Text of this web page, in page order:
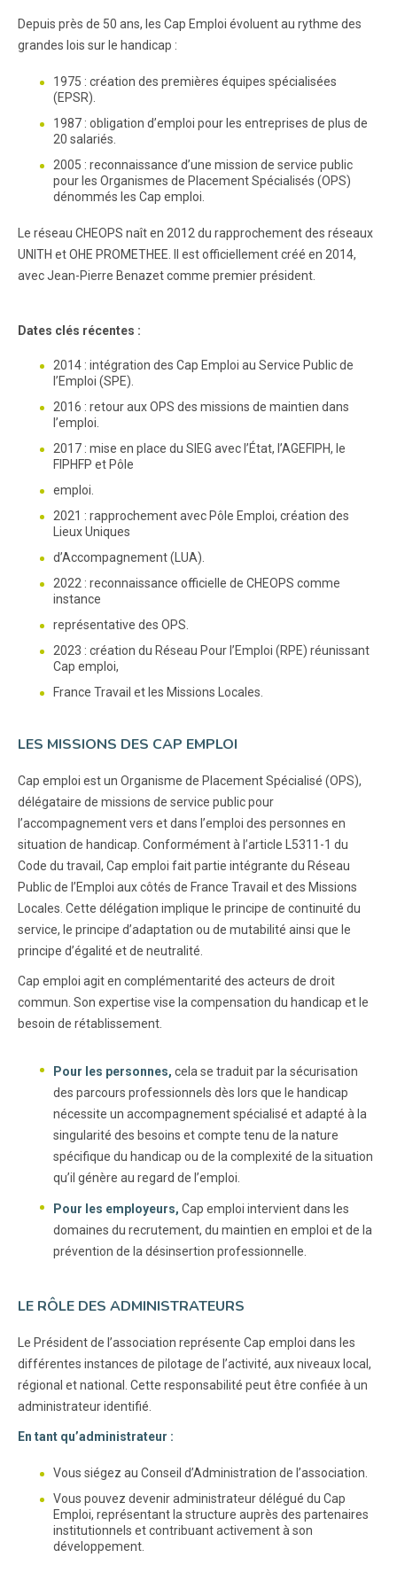
Depuis près de 50 ans, les Cap Emploi évoluent au rythme des
grandes lois sur le handicap :
1975 : création des premières équipes spécialisées
(EPSR).
1987 : obligation d’emploi pour les entreprises de plus de
20 salariés.
2005 : reconnaissance d’une mission de service public
pour les Organismes de Placement Spécialisés (OPS)
dénommés les Cap emploi.
Le réseau CHEOPS naît en 2012 du rapprochement des réseaux
UNITH et OHE PROMETHEE. Il est officiellement créé en 2014,
avec Jean-Pierre Benazet comme premier président.
Dates clés récentes :
2014 : intégration des Cap Emploi au Service Public de
l’Emploi (SPE).
2016 : retour aux OPS des missions de maintien dans
l’emploi.
2017 : mise en place du SIEG avec l’État, l’AGEFIPH, le
FIPHFP et Pôle
emploi.
2021 : rapprochement avec Pôle Emploi, création des
Lieux Uniques
d’Accompagnement (LUA).
2022 : reconnaissance officielle de CHEOPS comme
instance
représentative des OPS.
2023 : création du Réseau Pour l’Emploi (RPE) réunissant
Cap emploi,
France Travail et les Missions Locales.
LES MISSIONS DES CAP EMPLOI
Cap emploi est un Organisme de Placement Spécialisé (OPS),
délégataire de missions de service public pour
l’accompagnement vers et dans l’emploi des personnes en
situation de handicap. Conformément à l’article L5311-1 du
Code du travail, Cap emploi fait partie intégrante du Réseau
Public de l’Emploi aux côtés de France Travail et des Missions
Locales. Cette délégation implique le principe de continuité du
service, le principe d’adaptation ou de mutabilité ainsi que le
principe d’égalité et de neutralité.
Cap emploi agit en complémentarité des acteurs de droit
commun. Son expertise vise la compensation du handicap et le
besoin de rétablissement.
Pour les personnes, cela se traduit par la sécurisation
des parcours professionnels dès lors que le handicap
nécessite un accompagnement spécialisé et adapté à la
singularité des besoins et compte tenu de la nature
spécifique du handicap ou de la complexité de la situation
qu’il génère au regard de l’emploi.
Pour les employeurs, Cap emploi intervient dans les
domaines du recrutement, du maintien en emploi et de la
prévention de la désinsertion professionnelle.
LE RÔLE DES ADMINISTRATEURS
Le Président de l’association représente Cap emploi dans les
différentes instances de pilotage de l’activité, aux niveaux local,
régional et national. Cette responsabilité peut être confiée à un
administrateur identifié.
En tant qu’administrateur :
Vous siégez au Conseil d’Administration de l’association.
Vous pouvez devenir administrateur délégué du Cap
Emploi, représentant la structure auprès des partenaires
institutionnels et contribuant activement à son
développement.